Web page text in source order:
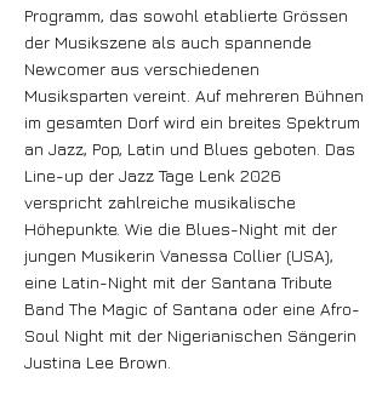
Programm, das sowohl etablierte Grössen
der Musikszene als auch spannende
Newcomer aus verschiedenen
Musiksparten vereint. Auf mehreren Bühnen
im gesamten Dorf wird ein breites Spektrum
an Jazz, Pop, Latin und Blues geboten. Das
Line-up der Jazz Tage Lenk 2026
verspricht zahlreiche musikalische
Höhepunkte. Wie die Blues-Night mit der
jungen Musikerin Vanessa Collier (USA),
eine Latin-Night mit der Santana Tribute
Band The Magic of Santana oder eine Afro-
Soul Night mit der Nigerianischen Sängerin
Justina Lee Brown.